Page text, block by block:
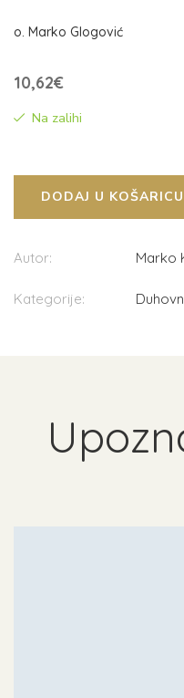
o. Marko Glogović
10,62€
Na zalihi
DODAJ U KOŠARICU
Autor: Marko
Kategorije: